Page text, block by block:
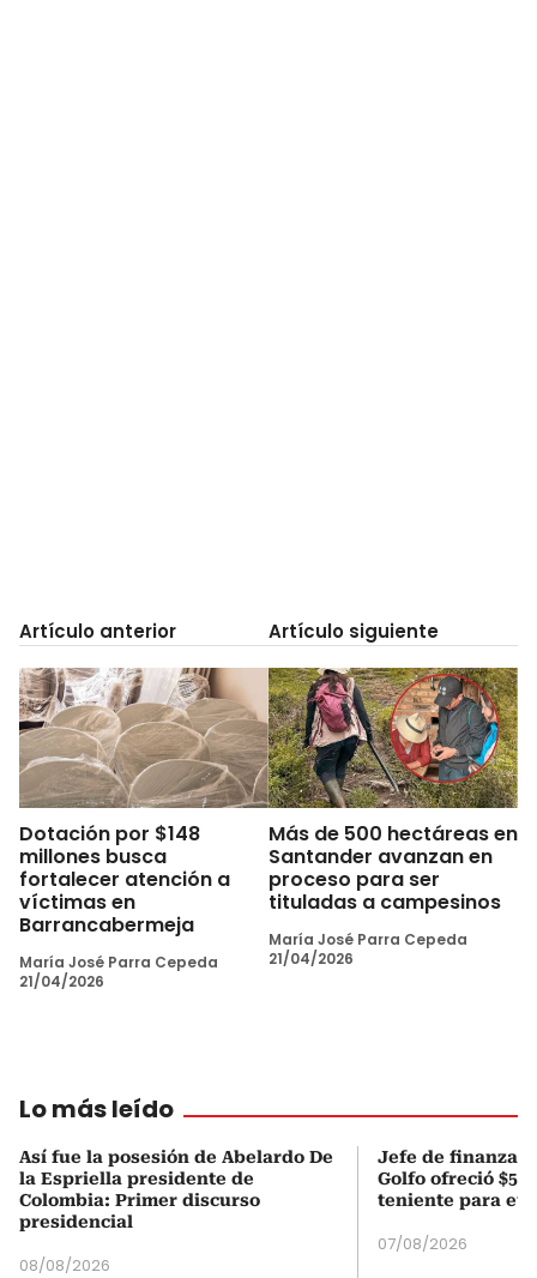
Artículo anterior
Dotación por $148
millones busca
fortalecer atención a
víctimas en
Barrancabermeja
María José Parra Cepeda
21/04/2026
Artículo siguiente
Más de 500 hectáreas en
Santander avanzan en
proceso para ser
tituladas a campesinos
María José Parra Cepeda
21/04/2026
Lo más leído
Así fue la posesión de Abelardo De
la Espriella presidente de
Colombia: Primer discurso
presidencial
08/08/2026
Jefe de finanzas
Golfo ofreció
teniente para
07/08/2026